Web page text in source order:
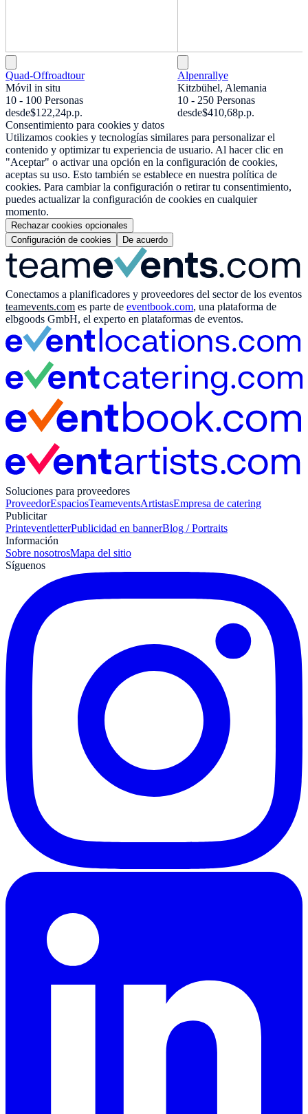
Quad-Offroadtour
Móvil in situ
10 - 100 Personas
desde$122,24p.p.
Alpenrallye
Kitzbühel, Alemania
10 - 250 Personas
desde$410,68p.p.
Consentimiento para cookies y datos
Utilizamos cookies y tecnologías similares para personalizar el
contenido y optimizar tu experiencia de usuario. Al hacer clic en
"Aceptar" o activar una opción en la configuración de cookies,
aceptas su uso. Esto también se establece en nuestra política de
cookies. Para cambiar la configuración o retirar tu consentimiento,
puedes actualizar la configuración de cookies en cualquier
momento.
Rechazar cookies opcionales
Configuración de cookies
De acuerdo
Conectamos a planificadores y proveedores del sector de los eventos
teamevents.com es parte de eventbook.com, una plataforma de
elbgoods GmbH, el experto en plataformas de eventos.
Soluciones para proveedores
ProveedorEspaciosTeameventsArtistasEmpresa de catering
Publicitar
PrinteventletterPublicidad en bannerBlog / Portraits
Información
Sobre nosotrosMapa del sitio
Síguenos